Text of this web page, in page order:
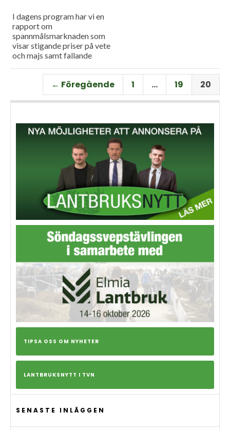
I dagens program har vi en
rapport om
spannmålsmarknaden som
visar stigande priser på vete
och majs samt fallande
premiär för vårt
måndagsprogram med en
längre intervju med Erik
Stjerndahl vd för HIR Skåne,
fältdagar.
← Föregående 1 … 19 20
TIPSA OSS OM NYHETER
LANTBRUKSNYTT I TVN
SENASTE INLÄGGEN